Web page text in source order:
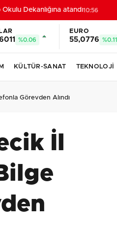
Dekanlığına atandı10:56
%0.06
EURO
55,0776 %0.11
KÜLTÜR-SANAT TEKNOLOJİ
Görevden Alındı
İl